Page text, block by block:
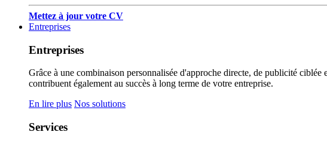
Mettez à jour votre CV
Entreprises
Entreprises
Grâce à une combinaison personnalisée d'approche directe, de publicité
contribuent également au succès à long terme de votre entreprise.
En lire plus Nos solutions
Services